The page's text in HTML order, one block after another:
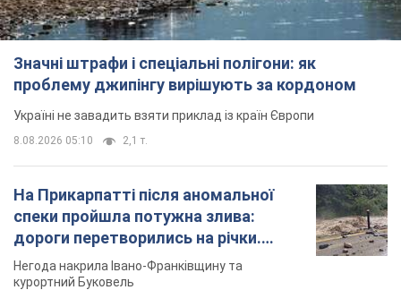
Значні штрафи і спеціальні полігони: як
проблему джипінгу вирішують за кордоном
Україні не завадить взяти приклад із країн Європи
8.08.2026 05:10 2,1 т.
На Прикарпатті після аномальної
спеки пройшла потужна злива:
дороги перетворились на річки.
Відео
Негода накрила Івано-Франківщину та
курортний Буковель